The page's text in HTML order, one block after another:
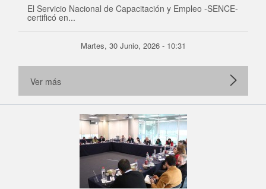
El Servicio Nacional de Capacitación y Empleo -SENCE-
certificó en...
Martes, 30 Junio, 2026 - 10:31
Ver más